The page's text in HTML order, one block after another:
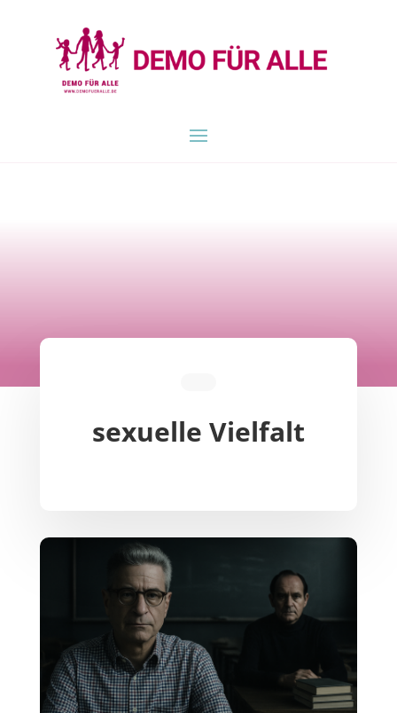
sexuelle Vielfalt